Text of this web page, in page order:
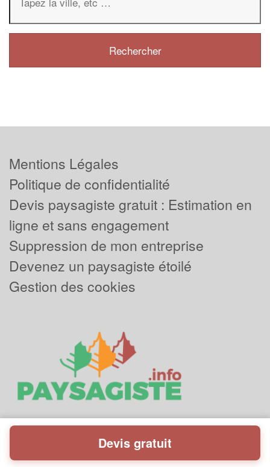
Mentions Légales
Politique de confidentialité
Devis paysagiste gratuit : Estimation en
ligne et sans engagement
Suppression de mon entreprise
Devenez un paysagiste étoilé
Gestion des cookies
Powered byPlus que pro
Devis gratuit